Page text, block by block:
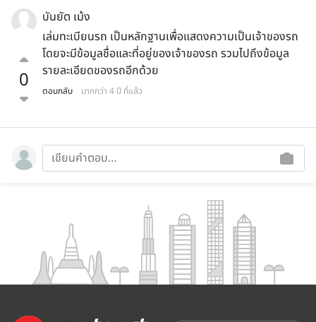
0
บันยัต เม้ง
เล่มทะเบียนรถ เป็นหลักฐานเพื่อแสดงความเป็นเจ้าของรถ
โดยจะมีข้อมูลชื่อและที่อยู่ของเจ้าของรถ รวมไปถึงข้อมูล
รายละเอียดของรถอีกด้วย
ตอบกลับ มากกว่า 4 ปี ที่แล้ว